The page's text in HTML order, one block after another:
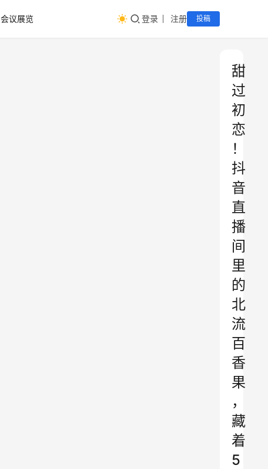
会议展览 登录 注册 投稿
甜
过
初
恋
！
抖
音
直
播
间
里
的
北
流
百
香
果
，
藏
着
5